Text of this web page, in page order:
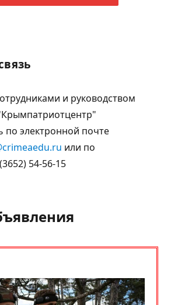
и руководством
по электронной почте
или по
54-56-15